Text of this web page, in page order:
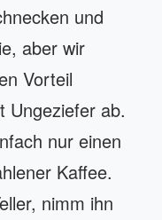
und
aber wir
Vorteil
Ungeziefer ab.
nur einen
Kaffee.
nimm ihn